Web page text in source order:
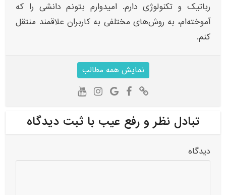
رباتیک و تکنولوژی دارم. امیدوارم بتونم دانشی را که
آموخته‌ام، به روش‌های مختلفی به کاربران علاقمند منتقل
کنم.
نمایش همه مطالب
تبادل نظر و رفع عیب با ثبت دیدگاه
دیدگاه